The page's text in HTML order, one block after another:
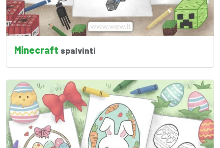
Minecraft spalvinti